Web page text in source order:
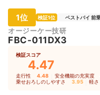
1位 検証1位 ベストバイ 前
オージーケー技研
FBC-011DX3
検証スコア
4.47
走行性 4.48 安全機能の充実度
乗せおろしのしやすさ 3.95 軽さ